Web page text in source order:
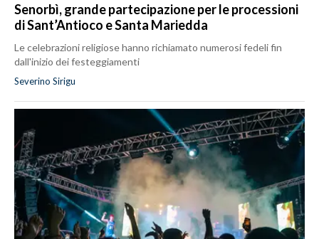
Senorbì, grande partecipazione per le processioni
di Sant’Antioco e Santa Mariedda
Le celebrazioni religiose hanno richiamato numerosi fedeli fin
dall'inizio dei festeggiamenti
Severino Sirigu